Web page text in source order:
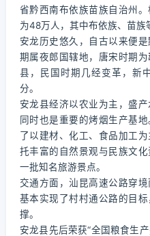
省黔西南布依族苗族自治州
为48万人，其中布依族、苗族
安龙历史悠久，自古以来便
期属夜郎国辖地，唐宋时期
县，民国时期几经变革，新
分。
安龙县经济以农业为主，盛
同时也是重要的烤烟生产基
了以建材、化工、食品加工
托丰富的自然景观与民族文
一批知名旅游景点。
交通方面，汕昆高速公路穿
基本实现了村村通公路的目
撑。
安龙县先后荣获“全国粮食生